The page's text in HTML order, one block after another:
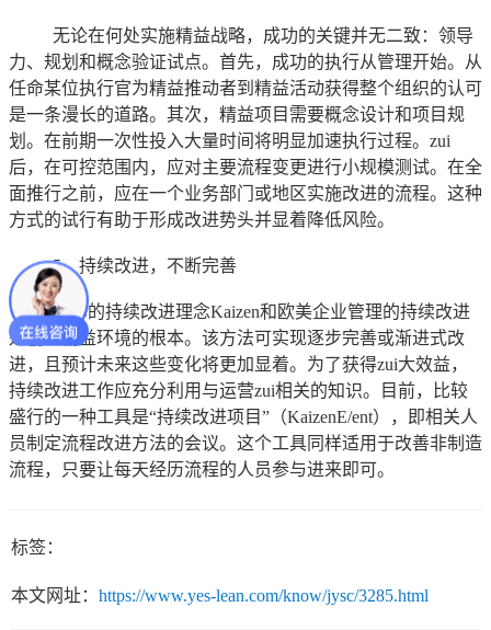
无论在何处实施精益战略，成功的关键并无二致：领导
力、规划和概念验证试点。首先，成功的执行从管理开始。从
任命某位执行官为精益推动者到精益活动获得整个组织的认可
是一条漫长的道路。其次，精益项目需要概念设计和项目规
划。在前期一次性投入大量时间将明显加速执行过程。zui
后，在可控范围内，应对主要流程变更进行小规模测试。在全
面推行之前，应在一个业务部门或地区实施改进的流程。这种
方式的试行有助于形成改进势头并显着降低风险。
5、持续改进，不断完善
日本的持续改进理念Kaizen和欧美企业管理的持续改进
是创造精益环境的根本。该方法可实现逐步完善或渐进式改
进，且预计未来这些变化将更加显着。为了获得zui大效益，
持续改进工作应充分利用与运营zui相关的知识。目前，比较
盛行的一种工具是“持续改进项目”（KaizenE/ent），即相关人
员制定流程改进方法的会议。这个工具同样适用于改善非制造
流程，只要让每天经历流程的人员参与进来即可。
标签：
本文网址： https://www.yes-lean.com/know/jysc/3285.html